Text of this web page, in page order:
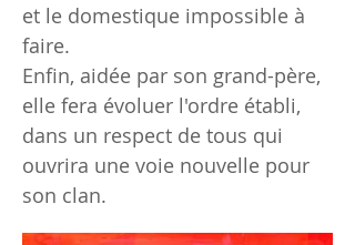
et le domestique impossible à
faire.
Enfin, aidée par son grand-père,
elle fera évoluer l'ordre établi,
dans un respect de tous qui
ouvrira une voie nouvelle pour
son clan.